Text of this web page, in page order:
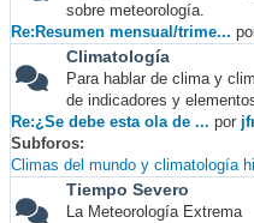
sobre meteorología.
Re:Resumen mensual/trime...
Climatología
Para hablar de clima y
de indicadores y
Re:¿Se debe esta ola de ... por
Subforos
Climas del mundo y climatología
Tiempo Severo
La Meteorología Extrema